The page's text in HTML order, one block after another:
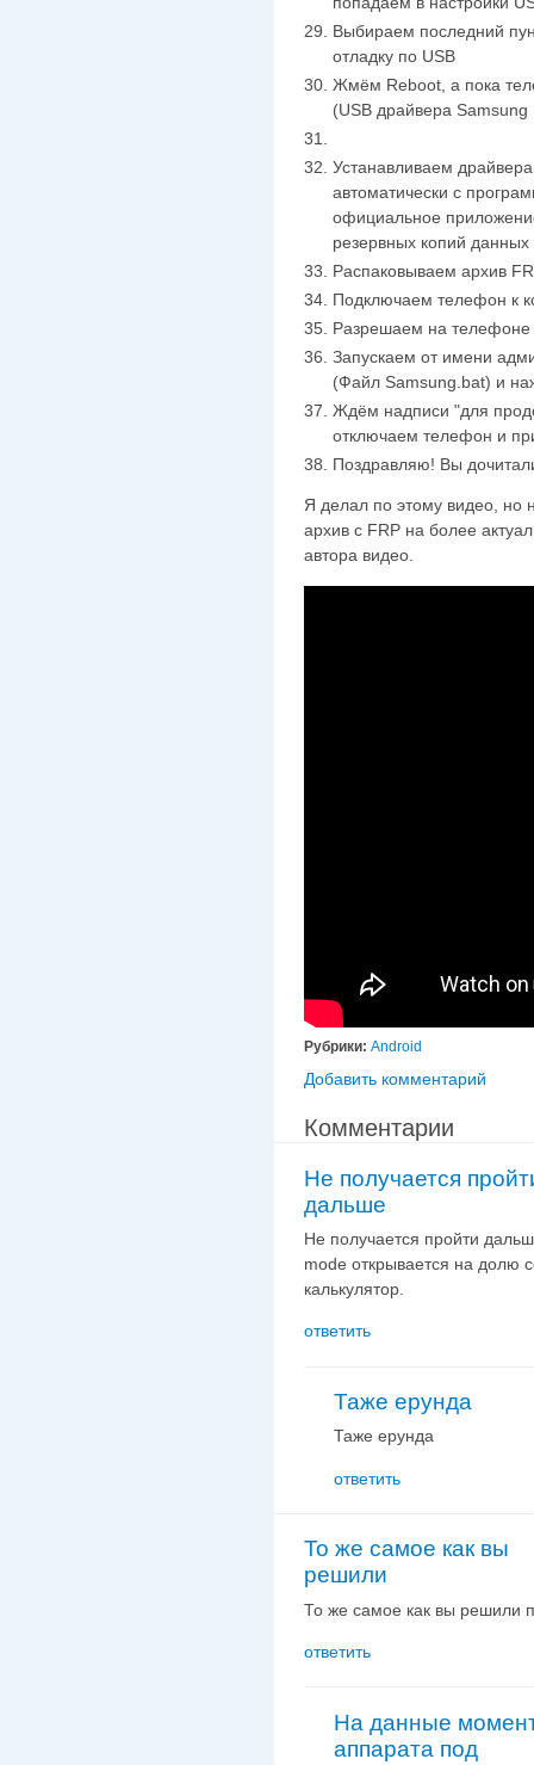
Выбираем последний
отладку по USB
Жмём Reboot, а пока
(USB драйвера
Устанавливаем
автоматически с
официальное
резервных копий
Распаковываем архив
Подключаем телефон к
Разрешаем на телефоне
Запускаем от имени
(Файл Samsung.bat) и
Ждём надписи "для
отключаем телефон и
Поздравляю! Вы
Я делал по этому видео, но
архив с FRP на более
автора видео.
Рубрики: Android
Добавить комментарий
Комментарии
Не получается
дальше
Не получается пройти
mode открывается на долю
калькулятор.
ответить
Таже ерунда
Таже ерунда
ответить
То же самое как вы
решили
То же самое как вы решили
ответить
На данные
аппарата под